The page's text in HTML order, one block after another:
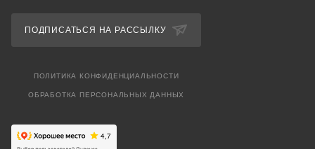
ПОДПИСАТЬСЯ НА РАССЫЛКУ
ПОЛИТИКА КОНФИДЕНЦИАЛЬНОСТИ
ОБРАБОТКА ПЕРСОНАЛЬНЫХ ДАННЫХ